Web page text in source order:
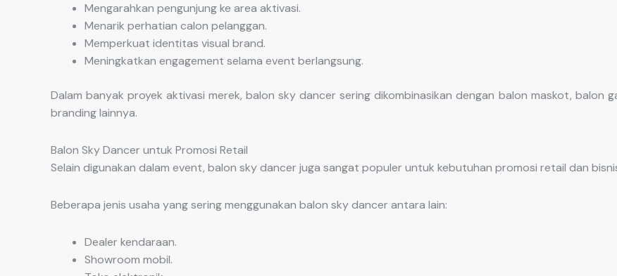
Mengarahkan pengunjung ke area aktivasi.
Menarik perhatian calon pelanggan.
Memperkuat identitas visual brand.
Meningkatkan engagement selama event berlangsung.
Dalam banyak proyek aktivasi merek, balon sky dancer sering dikombinasikan dengan balon maskot,
branding lainnya.
Balon Sky Dancer untuk Promosi Retail
Selain digunakan dalam event, balon sky dancer juga sangat populer untuk kebutuhan promosi retail dan
Beberapa jenis usaha yang sering menggunakan balon sky dancer antara lain:
Dealer kendaraan.
Showroom mobil.